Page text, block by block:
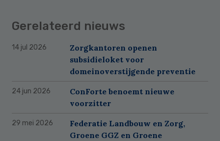
Gerelateerd nieuws
14 jul 2026
Zorgkantoren openen
subsidieloket voor
domeinoverstijgende preventie
24 jun 2026
ConForte benoemt nieuwe
voorzitter
29 mei 2026
Federatie Landbouw en Zorg,
Groene GGZ en Groene